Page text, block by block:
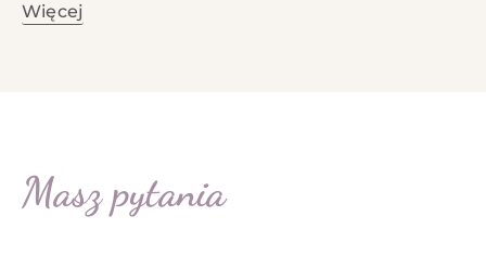
Więcej
Masz pytania